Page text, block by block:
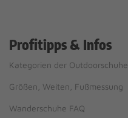
Profitipps & Infos
Kategorien der Outdoorschuhe
Größen, Weiten, Fußmessung
Wanderschuhe FAQ